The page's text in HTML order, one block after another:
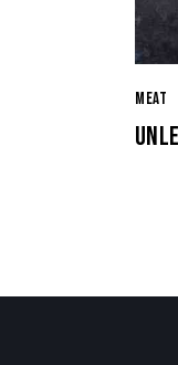
MEAT